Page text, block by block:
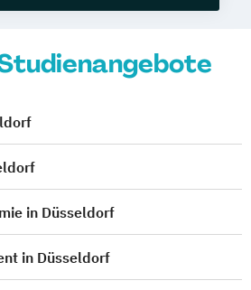
in Düsseldorf
in Düsseldorf